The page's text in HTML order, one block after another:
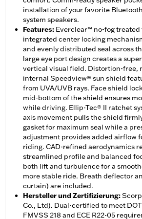
installation of your favorite
system speakers.
Features: Everclear™ no-fog
integrated center locking
and evenly distributed seal across
large eye port design creates a
vertical visual field. Distortion-free,
internal Speedview® sun shield
from UVA/UVB rays. Face shield
mid-bottom of the shield ensures
while driving. Ellip-Tec® II ratchet
axis movement pulls the shield
gasket for maximum seal while a
adjustment provides added airflow
riding. CAD-refined aerodynamics
streamlined profile and balanced
both lift and turbulence for a
more stable ride. Breath deflector
curtain) are included.
Hersteller und Zertifizierung:
Co., Ltd). Dual-certified to meet
FMVSS 218 and ECE R22-05